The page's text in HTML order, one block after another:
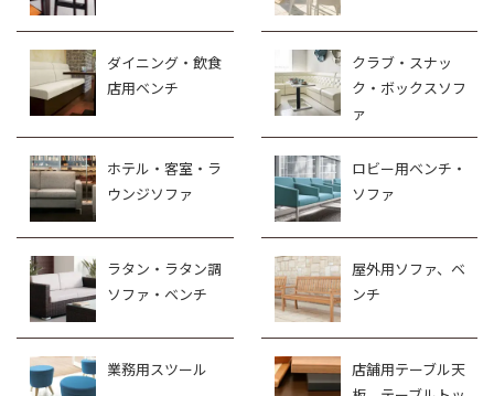
ダイニング・飲食
店用ベンチ
クラブ・スナッ
ク・ボックスソフ
ァ
ホテル・客室・ラ
ウンジソファ
ロビー用ベンチ・
ソファ
ラタン・ラタン調
ソファ・ベンチ
屋外用ソファ、ベ
ンチ
業務用スツール
店舗用テーブル天